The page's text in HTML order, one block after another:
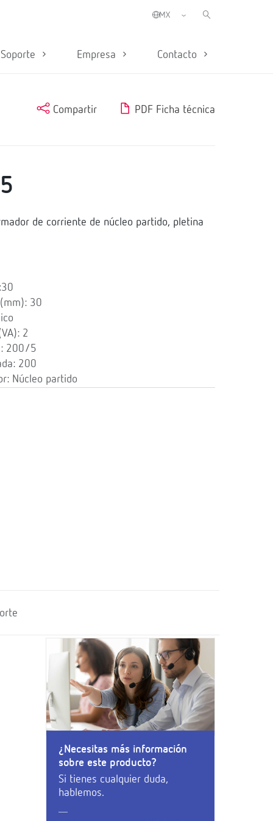
Soporte Empresa Contacto
Compartir PDF Ficha técnica
de corriente de núcleo partido, pletina
30
2
200/5
200
Núcleo partido
¿Necesitas más información
sobre este producto?
Si tienes cualquier duda,
hablemos.